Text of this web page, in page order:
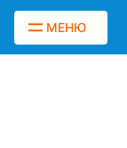
МЕНЮ